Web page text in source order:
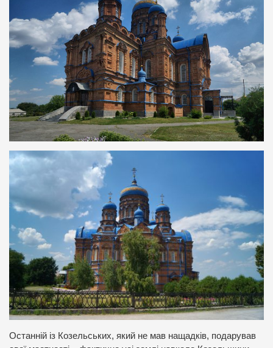
Останній із Козельських, який не мав нащадків, подарував